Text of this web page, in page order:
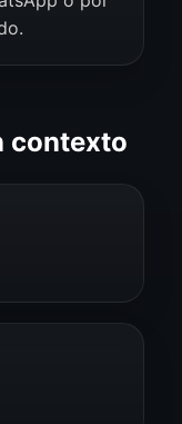
contexto